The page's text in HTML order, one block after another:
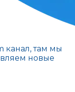
канал, там мы
новые